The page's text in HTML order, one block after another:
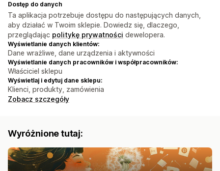
Dostęp do danych
Ta aplikacja potrzebuje dostępu do następujących danych,
aby działać w Twoim sklepie. Dowiedz się, dlaczego,
przeglądając politykę prywatności dewelopera.
Wyświetlanie danych klientów:
Dane wrażliwe, dane urządzenia i aktywności
Wyświetlanie danych pracowników i współpracowników:
Właściciel sklepu
Wyświetlaj i edytuj dane sklepu:
Klienci, produkty, zamówienia
Zobacz szczegóły
Wyróżnione tutaj: